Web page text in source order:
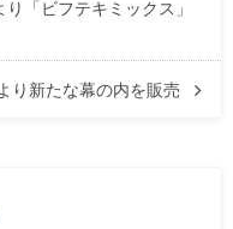
「ビフテキミックス」
り新たな幕の内を販売